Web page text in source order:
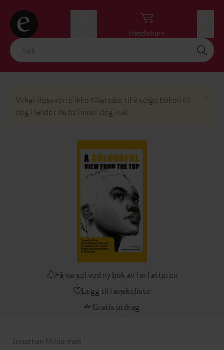
Handlekurv
Vi har dessverre ikke tillatelse til å selge boken til
deg i landet du befinner deg i nå.
Få varsel ved ny bok av forfatteren
Legg til i ønskeliste
Gratis utdrag
Jonathan Mildenhall